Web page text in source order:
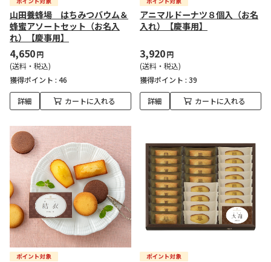
山田養蜂場 はちみつバウム＆
蜂蜜アソートセット（お名入
れ）【慶事用】
4,650円
(送料・税込)
獲得ポイント : 46
詳細 カートに入れる
アニマルドーナツ８個入（お名
入れ）【慶事用】
3,920円
(送料・税込)
獲得ポイント : 39
詳細 カートに入れる